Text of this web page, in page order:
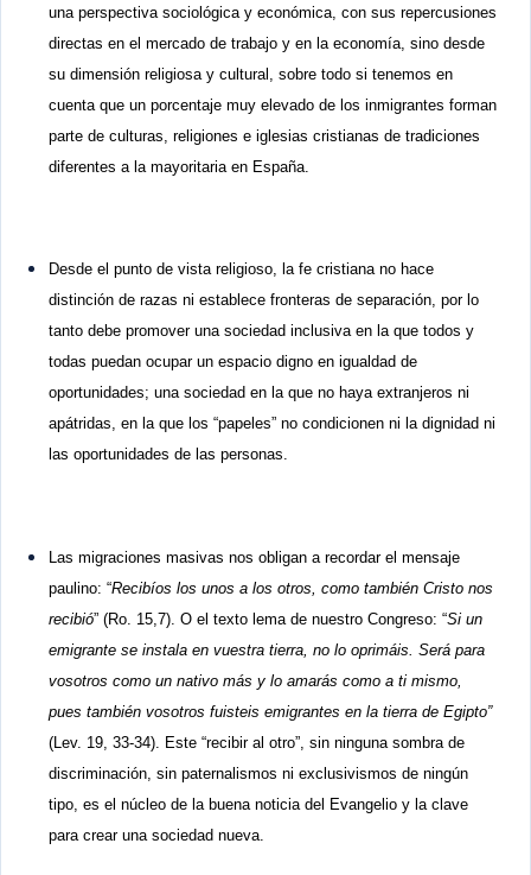
una perspectiva sociológica y económica, con sus repercusiones
directas en el mercado de trabajo y en la economía, sino desde
su dimensión religiosa y cultural, sobre todo si tenemos en
cuenta que un porcentaje muy elevado de los inmigrantes forman
parte de culturas, religiones e iglesias cristianas de tradiciones
diferentes a la mayoritaria en España.
Desde el punto de vista religioso, la fe cristiana no hace
distinción de razas ni establece fronteras de separación, por lo
tanto debe promover una sociedad inclusiva en la que todos y
todas puedan ocupar un espacio digno en igualdad de
oportunidades; una sociedad en la que no haya extranjeros ni
apátridas, en la que los “papeles” no condicionen ni la dignidad ni
las oportunidades de las personas.
Las migraciones masivas nos obligan a recordar el mensaje
paulino: “Recibíos los unos a los otros, como también Cristo nos
recibió” (Ro. 15,7). O el texto lema de nuestro Congreso: “Si un
emigrante se instala en vuestra tierra, no lo oprimáis. Será para
vosotros como un nativo más y lo amarás como a ti mismo,
pues también vosotros fuisteis emigrantes en la tierra de Egipto”
(Lev. 19, 33-34). Este “recibir al otro”, sin ninguna sombra de
discriminación, sin paternalismos ni exclusivismos de ningún
tipo, es el núcleo de la buena noticia del Evangelio y la clave
para crear una sociedad nueva.